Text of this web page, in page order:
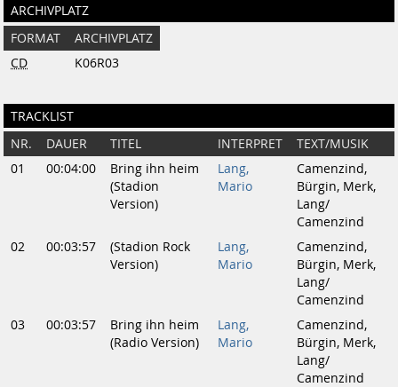
ARCHIVPLATZ
FORMAT
ARCHIVPLATZ
CD
K06R03
TRACKLIST
NR. DAUER TITEL INTERPRET
TEXT/MUSIK
01
00:04:00
Bring ihn heim
(Stadion
Version)
Lang,
Mario
Camenzind,
Bürgin, Merk,
Lang/
Camenzind
02
00:03:57
(Stadion Rock
Version)
Lang,
Mario
Camenzind,
Bürgin, Merk,
Lang/
Camenzind
03
00:03:57
Bring ihn heim
(Radio Version)
Lang,
Mario
Camenzind,
Bürgin, Merk,
Lang/
Camenzind